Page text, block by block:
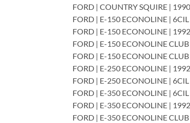
FORD | COUNTRY SQUIRE |
FORD | E-150 ECONOLINE |
FORD | E-150 ECONOLINE |
FORD | E-150 ECONOLINE
FORD | E-150 ECONOLINE
FORD | E-250 ECONOLINE |
FORD | E-250 ECONOLINE |
FORD | E-350 ECONOLINE |
FORD | E-350 ECONOLINE |
FORD | E-350 ECONOLINE